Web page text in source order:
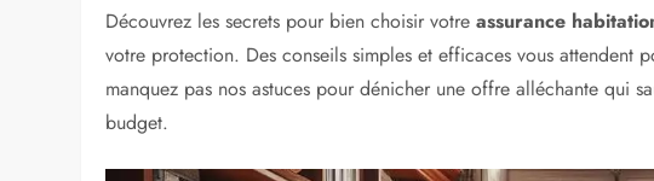
Découvrez les secrets pour bien choisir votreassurance
votre protection. Des conseils simples et efficaces vous attendent
manquez pas nos astuces pour dénicher une offre alléchante qui
budget.